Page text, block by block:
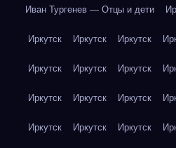
Иван Тургенев — Отцы и дети
Иркутск Иркутск Иркутск
Иркутск Иркутск Иркутск
Иркутск Иркутск Иркутск
Иркутск Иркутск Иркутск